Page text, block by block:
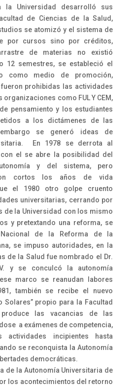
la Universidad desarrolló sus
de Ciencias de la Salud,
se atomizó y el sistema de
por cursos sino por créditos,
de materias no existió
12 semestres, se estableció el
como medio de promoción,
prohibidas las actividades
como FUL Y CEM,
pensamiento y los estudiantes
a los dictámenes de las
se generó ideas de
En 1978 se derrota al
el se abre la posibilidad del
y del sistema, pero
cortos los años de vida
el 1980 otro golpe cruento
universitarias, cerrando por
de la Universidad con los mismo
y pretextando una reforma, se
de la Reforma de la
se impuso autoridades, en la
de la Salud fue nombrado el Dr.
y se conculcó la autonomía
marco se reanudan labores
también se recibe el nuevo
Solares” propio para la Facultad
las vacancias de las
a exámenes de competencia,
actividades incipientes hasta
se reconquista la Autonomía
democráticas.
de la Autonomía Universitaria de
los acontecimientos del retorno